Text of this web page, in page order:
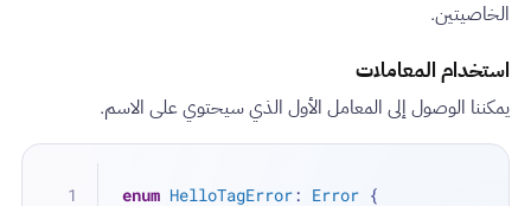
الخاصيتين.
استخدام المعاملات
يمكننا الوصول إلى المعامل الأول الذي سيحتوي على الاسم.
enum HelloTagError: Error {